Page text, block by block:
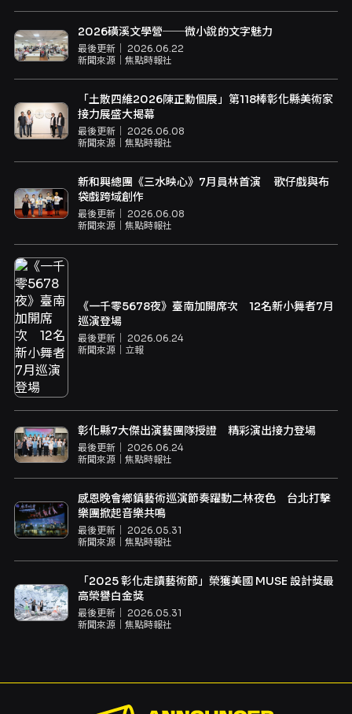
2026磺溪文學營──微小說的文字魅力
最後更新｜ 2026.06.22
新聞來源｜ 焦點時報社
「土散四維2026陳正勳個展」第118棒彰化縣美術家
接力展盛大揭幕
最後更新｜ 2026.06.08
新聞來源｜ 焦點時報社
新和興總團《三水映心》7月員林首演 歌仔戲與布
袋戲跨域創作
最後更新｜ 2026.06.08
新聞來源｜ 焦點時報社
《一千零5678夜》臺南加開席次 12名新小舞者7月
巡演登場
最後更新｜ 2026.06.24
新聞來源｜ 立報
彰化縣7大傑出演藝團隊授證 精彩演出接力登場
最後更新｜ 2026.06.24
新聞來源｜ 焦點時報社
感恩晚會鄉鎮藝術巡演節奏躍動二林夜色 台北打擊
樂團掀起音樂共鳴
最後更新｜ 2026.05.31
新聞來源｜ 焦點時報社
「2025 彰化走讀藝術節」榮獲美國 MUSE 設計獎最
高榮譽白金獎
最後更新｜ 2026.05.31
新聞來源｜ 焦點時報社